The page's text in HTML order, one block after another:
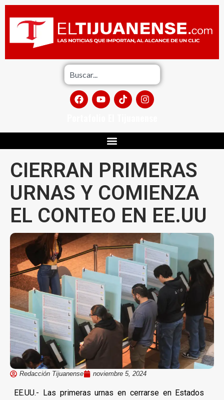
CIERRAN PRIMERAS
URNAS Y COMIENZA
EL CONTEO EN EE.UU
Redacción Tijuanense noviembre 5, 2024
EE.UU.- Las primeras urnas en cerrarse en Estados